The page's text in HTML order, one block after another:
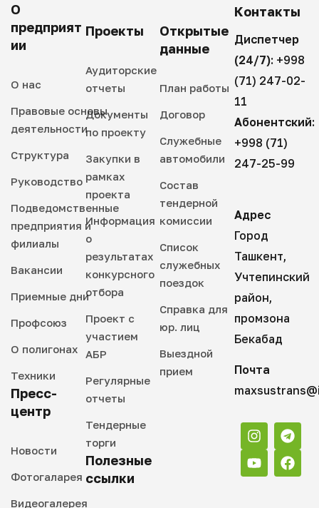
О
предприят
ии
О нас
Правовые основы
деятельности
Структура
Руководство
Подведомственные
предприятия и
филиалы
Вакансии
Приемные дни
Профсоюз
О полигонах
Техники
Пресс-
центр
Новости
Фотогаларея
Видеогалерея
Проекты
Аудиторские
отчеты
Документы
по проекту
Закупки в
рамках
проекта
Информация
о
результатах
конкурсного
отбора
Проект с
участием
АБР
Регулярные
отчеты
Тендерные
торги
Полезные
ссылки
Открытые
данные
План работы
Договор
Служебные
автомобили
Состав
тендерной
комиссии
Список
служебных
поездок
Справка для
юр. лиц
Выездной
прием
Контакты
Диспетчер
(24/7): +998
(71) 247-02-
11
Абонентский:
+998 (71)
247-25-99
Адрес
Город
Ташкент,
Учтепинский
район,
промзона
Бекабад
Почта